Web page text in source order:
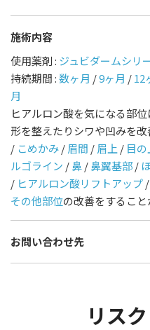
施術内容
使用薬剤 : ジュビダームシリ
持続期間 :数ヶ月 /9ヶ月 /12
月
ヒアルロン酸を気になる部位
形を整えたりシワや凹みを改
/ こめかみ/眉間 /眉上 / 目の
ルゴライン /鼻/鼻翼基部/
/ ヒアルロン酸リフトアップ/
その他部位の改善をすること
お問い合わせ先
リス